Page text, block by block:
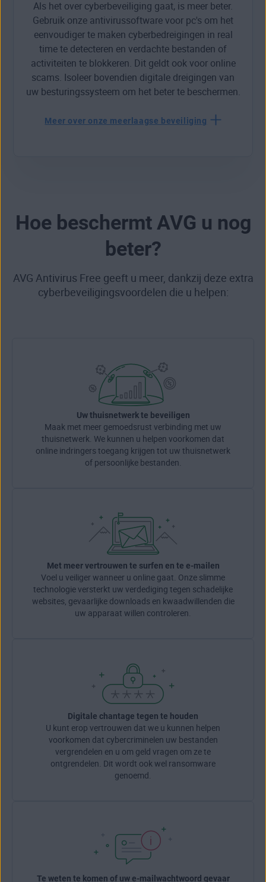
Als het over cyberbeveiliging gaat, is meer beter.
Gebruik onze antivirussoftware voor pc's om het
eenvoudiger te maken cyberbedreigingen in real
time te detecteren en verdachte bestanden of
activiteiten te blokkeren. Dit geldt ook voor online
scams. Isoleer bovendien digitale dreigingen van
uw besturingssysteem om het beter te beschermen.
Meer over onze meerlaagse beveiliging
Hoe beschermt AVG u nog
beter?
AVG Antivirus Free geeft u meer, dankzij deze extra
cyberbeveiligingsvoordelen die u helpen:
Uw thuisnetwerk te beveiligen
Maak met meer gemoedsrust verbinding met uw
thuisnetwerk. We kunnen u helpen voorkomen dat
online indringers toegang krijgen tot uw thuisnetwerk
of persoonlijke bestanden.
Met meer vertrouwen te surfen en te e‑mailen
Voel u veiliger wanneer u online gaat. Onze slimme
technologie versterkt uw verdediging tegen schadelijke
websites, gevaarlijke downloads en kwaadwillenden die
uw apparaat willen controleren.
Digitale chantage tegen te houden
U kunt erop vertrouwen dat we u kunnen helpen
voorkomen dat cybercriminelen uw bestanden
vergrendelen en u om geld vragen om ze te
ontgrendelen. Dit wordt ook wel ransomware
genoemd.
Te weten te komen of uw e‑mailwachtwoord gevaar